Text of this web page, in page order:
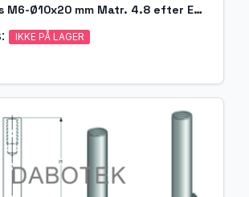
ID Gevindbøs M6-Ø10x20 mm Matr. 4.8 efter EN ISO 13918
IKKE PÅ LAGER